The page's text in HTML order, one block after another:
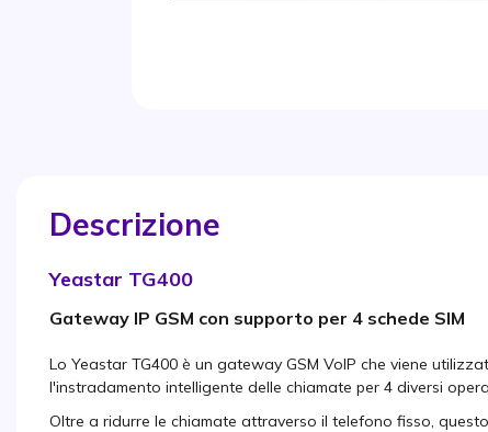
Descrizione
Yeastar TG400
Gateway IP GSM con supporto per 4 schede SIM
Lo Yeastar TG400 è un gateway GSM VoIP che viene
l'instradamento intelligente delle chiamate per 4 diversi
Oltre a ridurre le chiamate attraverso il telefono fisso,